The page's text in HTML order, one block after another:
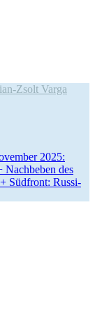
Zsolt Varga
2025:
Nach­be­ben des
Süd­front: Rus­si­